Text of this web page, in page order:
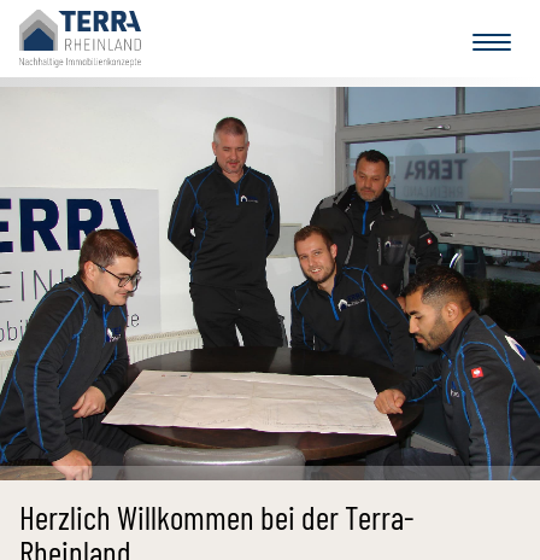
Herzlich Willkommen bei der Terra-
Rheinland